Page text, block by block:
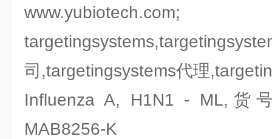
www.yubiotech.com;
司,targetingsystems代理
Influenza A, H1N1 - ML,货
MAB8256-K